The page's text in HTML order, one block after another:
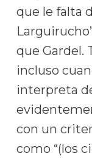
que le falta
que Gardel.
incluso
interpreta
con un
como “(los